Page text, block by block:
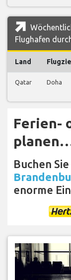
Flughafen
Land
Qatar Doha
Ferien-
Buchen
enorme